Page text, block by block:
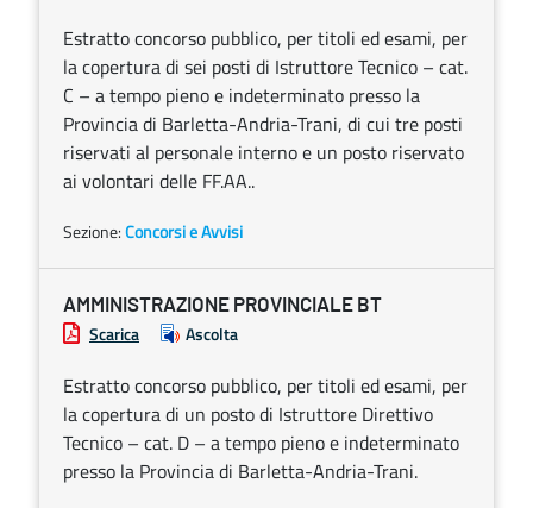
Estratto concorso pubblico, per titoli ed esami, per
la copertura di sei posti di Istruttore Tecnico – cat.
C – a tempo pieno e indeterminato presso la
Provincia di Barletta-Andria-Trani, di cui tre posti
riservati al personale interno e un posto riservato
ai volontari delle FF.AA..
Sezione:Concorsi e Avvisi
AMMINISTRAZIONE PROVINCIALE BT
Scarica Ascolta
Estratto concorso pubblico, per titoli ed esami, per
la copertura di un posto di Istruttore Direttivo
Tecnico – cat. D – a tempo pieno e indeterminato
presso la Provincia di Barletta-Andria-Trani.